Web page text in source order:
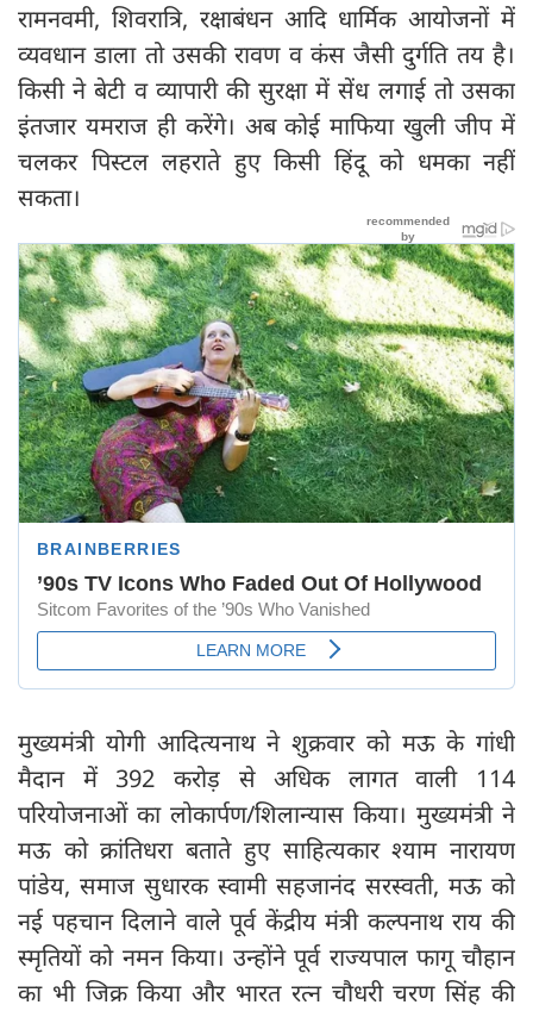
रामनवमी, शिवरात्रि, रक्षाबंधन आदि धार्मिक आयोजनों में
व्यवधान डाला तो उसकी रावण व कंस जैसी दुर्गति तय है।
किसी ने बेटी व व्यापारी की सुरक्षा में सेंध लगाई तो उसका
इंतजार यमराज ही करेंगे। अब कोई माफिया खुली जीप में
चलकर पिस्टल लहराते हुए किसी हिंदू को धमका नहीं
सकता।
मुख्यमंत्री योगी आदित्यनाथ ने शुक्रवार को मऊ के गांधी
मैदान में 392 करोड़ से अधिक लागत वाली 114
परियोजनाओं का लोकार्पण/शिलान्यास किया। मुख्यमंत्री ने
मऊ को क्रांतिधरा बताते हुए साहित्यकार श्याम नारायण
पांडेय, समाज सुधारक स्वामी सहजानंद सरस्वती, मऊ को
नई पहचान दिलाने वाले पूर्व केंद्रीय मंत्री कल्पनाथ राय की
स्मृतियों को नमन किया। उन्होंने पूर्व राज्यपाल फागू चौहान
का भी जिक्र किया और भारत रत्न चौधरी चरण सिंह की